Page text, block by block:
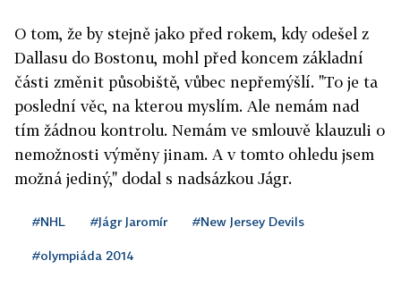
O tom, že by stejně jako před rokem, kdy odešel z
Dallasu do Bostonu, mohl před koncem základní
části změnit působiště, vůbec nepřemýšlí. "To je ta
poslední věc, na kterou myslím. Ale nemám nad
tím žádnou kontrolu. Nemám ve smlouvě klauzuli o
nemožnosti výměny jinam. A v tomto ohledu jsem
možná jediný," dodal s nadsázkou Jágr.
#NHL #Jágr Jaromír #New Jersey Devils
#olympiáda 2014